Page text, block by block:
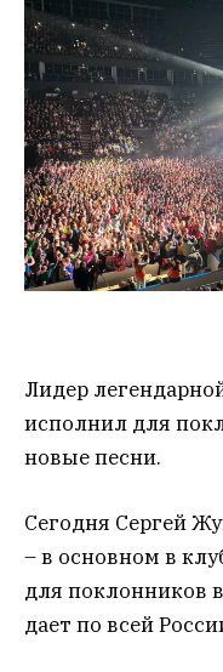
Лидер
исполнил для
новые песни.
Сегодня Сергей
– в основном в
для поклонников
дает по всей